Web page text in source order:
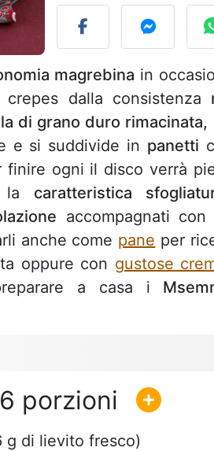
magrebina in
crepes dalla consistenza
di grano duro rimacinata,
e si suddivide in panetti
ogni il disco verrà
la caratteristica
accompagnati
anche come pane per
oppure con gustose
a casa i
6
g di lievito fresco)